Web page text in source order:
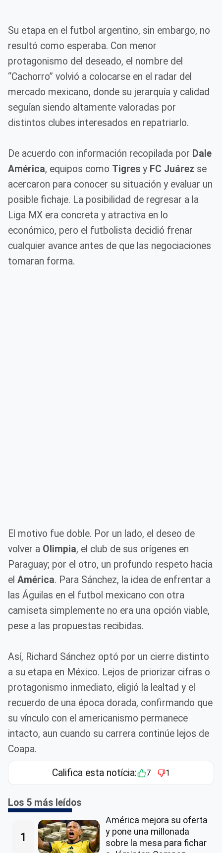
Su etapa en el futbol argentino, sin embargo, no
resultó como esperaba. Con menor
protagonismo del deseado, el nombre del
“Cachorro” volvió a colocarse en el radar del
mercado mexicano, donde su jerarquía y calidad
seguían siendo altamente valoradas por
distintos clubes interesados en repatriarlo.
De acuerdo con información recopilada por Dale
América, equipos como Tigres y FC Juárez se
acercaron para conocer su situación y evaluar un
posible fichaje. La posibilidad de regresar a la
Liga MX era concreta y atractiva en lo
económico, pero el futbolista decidió frenar
cualquier avance antes de que las negociaciones
tomaran forma.
El motivo fue doble. Por un lado, el deseo de
volver a Olimpia, el club de sus orígenes en
Paraguay; por el otro, un profundo respeto hacia
el América. Para Sánchez, la idea de enfrentar a
las Águilas en el futbol mexicano con otra
camiseta simplemente no era una opción viable,
pese a las propuestas recibidas.
Así, Richard Sánchez optó por un cierre distinto
a su etapa en México. Lejos de priorizar cifras o
protagonismo inmediato, eligió la lealtad y el
recuerdo de una época dorada, confirmando que
su vínculo con el americanismo permanece
intacto, aun cuando su carrera continúe lejos de
Coapa.
Califica esta notícia: 7 1
Los 5 más leídos
1
América mejora su oferta
y pone una millonada
sobre la mesa para fichar